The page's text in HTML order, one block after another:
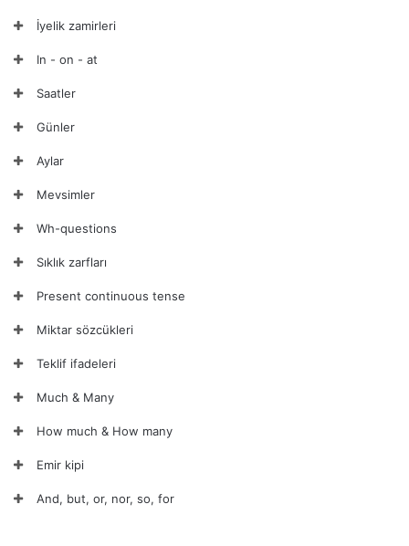
İyelik zamirleri
In - on - at
Saatler
Günler
Aylar
Mevsimler
Wh-questions
Sıklık zarfları
Present continuous tense
Miktar sözcükleri
Teklif ifadeleri
Much & Many
How much & How many
Emir kipi
And, but, or, nor, so, for